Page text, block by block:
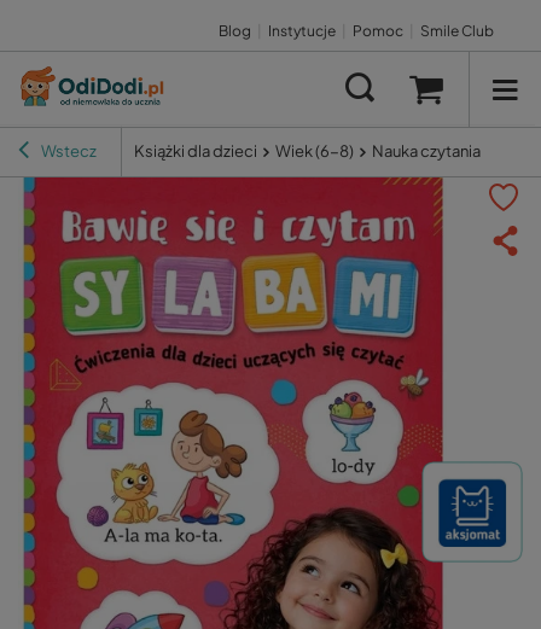
Blog Instytucje Pomoc Smile Club
Wstecz Książki dla dzieci Wiek (6-8) Nauka czytania